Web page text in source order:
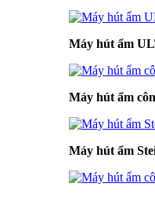
Máy hút ẩm
Máy hút ẩm
Máy hút ẩm